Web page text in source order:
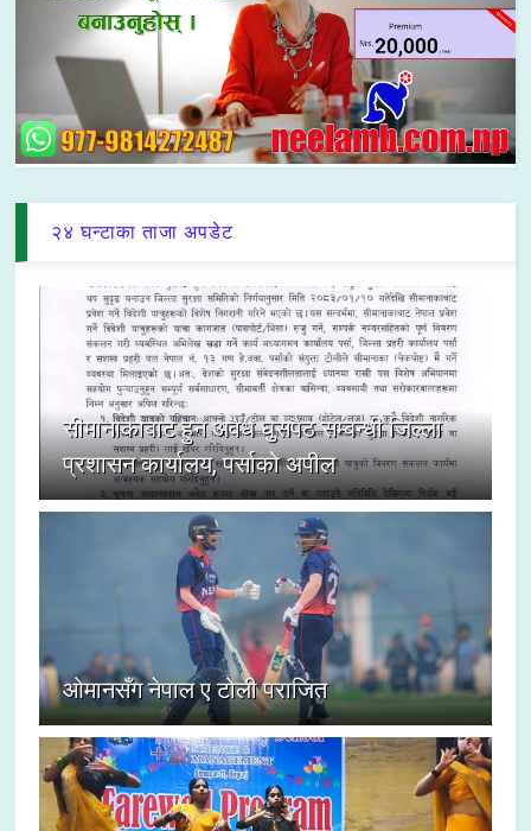
२४ घन्टाका ताजा अपडेट
सीमानाकाबाट हुने अवैध घुसपैठ सम्बन्धी जिल्ला
प्रशासन कार्यालय, पर्साको अपील
ओमानसँग नेपाल ए टोली पराजित